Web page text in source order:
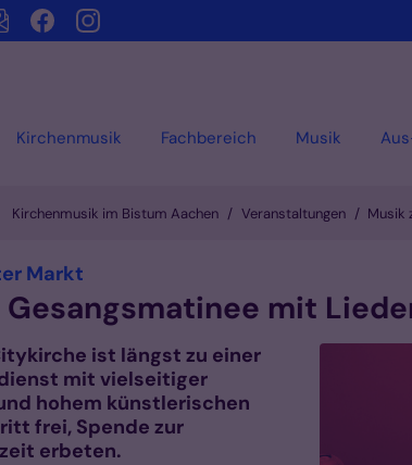
Kirchenmusik Fachbereich Musik
Kirchenmusik im Bistum Aachen Veranstaltungen Musik
Markt
mit
ist längst zu einer
mit vielseitiger
hohem künstlerischen
frei, Spende zur
erbeten.